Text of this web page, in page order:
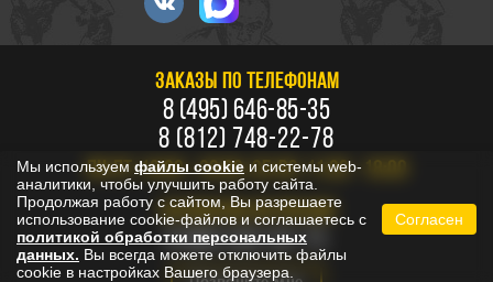
ЗАКАЗЫ ПО ТЕЛЕФОНАМ
8 (495) 646-85-35
8 (812) 748-22-78
ПН-ПТ: 10:00 - 20:00, СБ-ВС: 11:00 - 18:00
БЕСПЛАТНО ПО РОССИИ
8 800 333-53-73
Мы используем файлы cookie и системы web-
аналитики, чтобы улучшить работу сайта.
Продолжая работу с сайтом, Вы разрешаете
использование cookie-файлов и соглашаетесь с
политикой обработки персональных
данных. Вы всегда можете отключить файлы
cookie в настройках Вашего браузера.
Согласен